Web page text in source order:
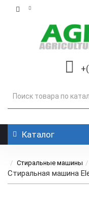
Каталог
Стиральные машины
Стиральная машина